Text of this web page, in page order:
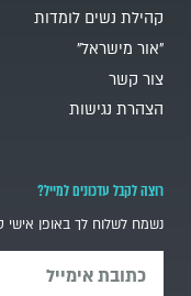
קהילת נשים לומדות
"אור מישראל"
צור קשר
הצהרת נגישות
רוצה לקבל עדכונים למייל?
נשמח לשלוח לך באופן אישי